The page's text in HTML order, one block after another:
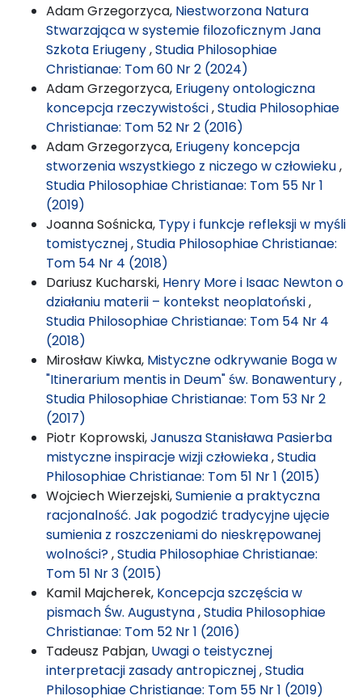
Adam Grzegorzyca, Niestworzona Natura
Stwarzająca w systemie filozoficznym Jana
Szkota Eriugeny,Studia Philosophiae
Christianae: Tom 60 Nr 2 (2024)
Adam Grzegorzyca, Eriugeny ontologiczna
koncepcja rzeczywistości,Studia Philosophiae
Christianae: Tom 52 Nr 2 (2016)
Adam Grzegorzyca, Eriugeny koncepcja
stworzenia wszystkiego z niczego w człowieku,
Studia Philosophiae Christianae: Tom 55 Nr 1
(2019)
Joanna Sośnicka, Typy i funkcje refleksji w myśli
tomistycznej,Studia Philosophiae Christianae:
Tom 54 Nr 4 (2018)
Dariusz Kucharski, Henry More i Isaac Newton o
działaniu materii – kontekst neoplatoński,
Studia Philosophiae Christianae: Tom 54 Nr 4
(2018)
Mirosław Kiwka, Mistyczne odkrywanie Boga w
"Itinerarium mentis in Deum" św. Bonawentury,
Studia Philosophiae Christianae: Tom 53 Nr 2
(2017)
Piotr Koprowski,Janusza Stanisława Pasierba
mistyczne inspiracje wizji człowieka,Studia
Philosophiae Christianae: Tom 51 Nr 1 (2015)
Wojciech Wierzejski,Sumienie a praktyczna
racjonalność. Jak pogodzić tradycyjne ujęcie
sumienia z roszczeniami do nieskrępowanej
wolności?,Studia Philosophiae Christianae:
Tom 51 Nr 3 (2015)
Kamil Majcherek, Koncepcja szczęścia w
pismach Św. Augustyna,Studia Philosophiae
Christianae: Tom 52 Nr 1 (2016)
Tadeusz Pabjan, Uwagi o teistycznej
interpretacji zasady antropicznej,Studia
Philosophiae Christianae: Tom 55 Nr 1 (2019)